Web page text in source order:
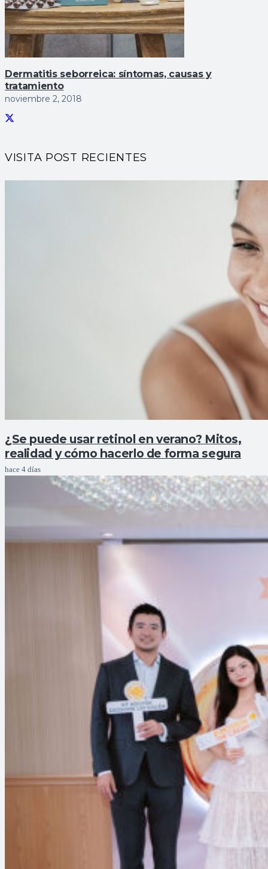
Dermatitis seborreica: sí­ntomas, causas y
tratamiento
noviembre 2, 2018
VISITA POST RECIENTES
¿Se puede usar retinol en verano? Mitos,
realidad y cómo hacerlo de forma segura
hace 4 días